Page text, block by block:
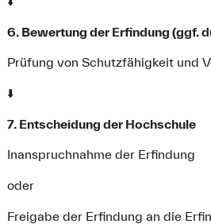
6. Bewertung der Erfindung (ggf.
Prüfung von Schutzfähigkeit und
⬇️
7. Entscheidung der Hochschule
Inanspruchnahme der Erfindung
oder
Freigabe der Erfindung an die